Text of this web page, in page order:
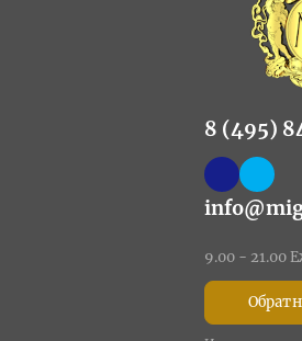
8 (495)
9.00 - 21.00